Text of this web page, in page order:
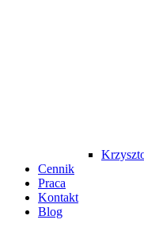
Cennik
Praca
Kontakt
Blog